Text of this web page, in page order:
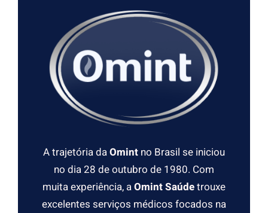
A trajetória daOmint no Brasil se iniciou
no dia 28 de outubro de 1980. Com
muita experiência, aOmint Saúdetrouxe
excelentes serviços médicos focados na